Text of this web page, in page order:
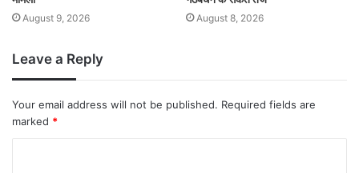
August 9, 2026 August 8, 2026
Leave a Reply
Your email address will not be published. Required fields are
marked *